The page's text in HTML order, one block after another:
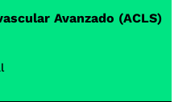
Avanzado (ACLS)